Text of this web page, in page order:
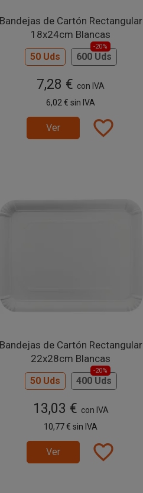
Bandejas de Cartón Rectangular
18x24cm Blancas
50 Uds 600 Uds
-20%
7,28 € con IVA
6,02 € sin IVA
Ver favorite_border
Bandejas de Cartón Rectangular
22x28cm Blancas
50 Uds 400 Uds
-20%
13,03 € con IVA
10,77 € sin IVA
Ver favorite_border